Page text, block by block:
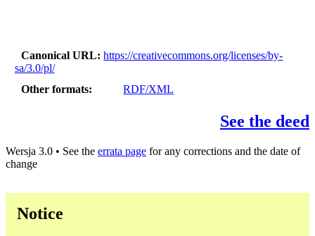
Canonical URL
https://creativecommons.org/licenses/by-
sa/3.0/pl/
Other formats
RDF/XML
See the deed
Wersja 3.0 • See the errata page for any corrections and the date of
change
Notice